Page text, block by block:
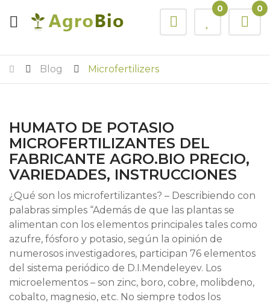
0 0
Blog Microfertilizers
HUMATO DE POTASIO
MICROFERTILIZANTES DEL
FABRICANTE AGRO.BIO PRECIO,
VARIEDADES, INSTRUCCIONES
¿Qué son los microfertilizantes? – Describiendo con
palabras simples “Además de que las plantas se
alimentan con los elementos principales tales como
azufre, fósforo y potasio, según la opinión de
numerosos investigadores, participan 76 elementos
del sistema periódico de D.I.Mendeleyev. Los
microelementos – son zinc, boro, cobre, molibdeno,
cobalto, magnesio, etc. No siempre todos los